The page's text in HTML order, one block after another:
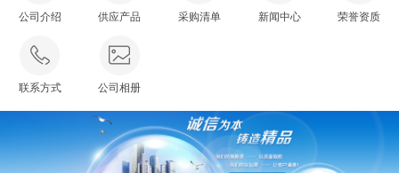
公司介绍 供应产品 采购清单 新闻中心 荣誉资质
联系方式 公司相册